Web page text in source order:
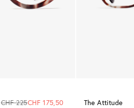
CHF 225CHF 175,50
The Attitude